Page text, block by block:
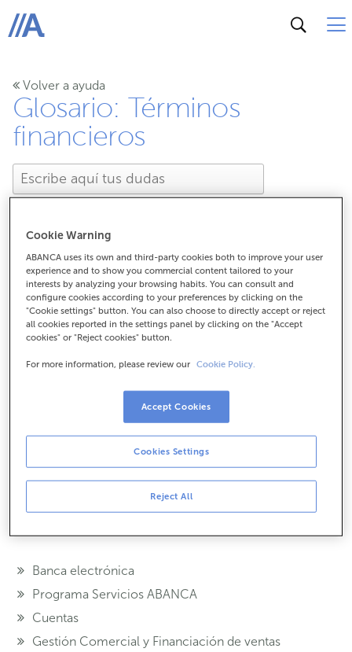
ABANCA
Volver a ayuda
Glosario: Términos
financieros
¿Qué es un autorizado?
¿Qué es un autorizado?
Un autorizado es una persona física que tiene
Compártelo en...
Banca electrónica
Programa Servicios ABANCA
Cuentas
Gestión Comercial y Financiación de ventas
Cookie Warning
ABANCA uses its own and third-party cookies both to improve your user
experience and to show you commercial content tailored to your
interests by analyzing your browsing habits. You can consult and
configure cookies according to your preferences by clicking on the
"Cookie settings" button. You can also choose to directly accept or reject
all cookies reported in the settings panel by clicking on the "Accept
cookies" or "Reject cookies" button.
For more information, please review our Cookie Policy.
Reject All
Cookies Settings
Accept Cookies